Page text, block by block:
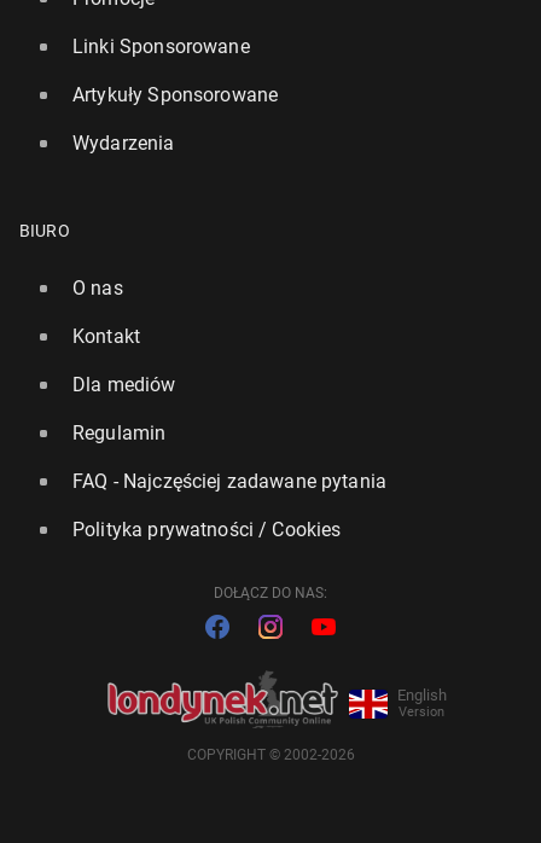
Linki Sponsorowane
Artykuły Sponsorowane
Wydarzenia
BIURO
O nas
Kontakt
Dla mediów
Regulamin
FAQ - Najczęściej zadawane pytania
Polityka prywatności / Cookies
DOŁĄCZ DO NAS:
English
Version
COPYRIGHT © 2002-2026